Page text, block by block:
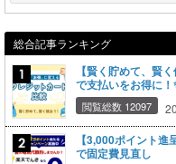
総合記事ランキング
【賢く貯めて、賢
で支払いをお得に！
閲覧総数 12097
【3,000ポイント
で固定費見直し